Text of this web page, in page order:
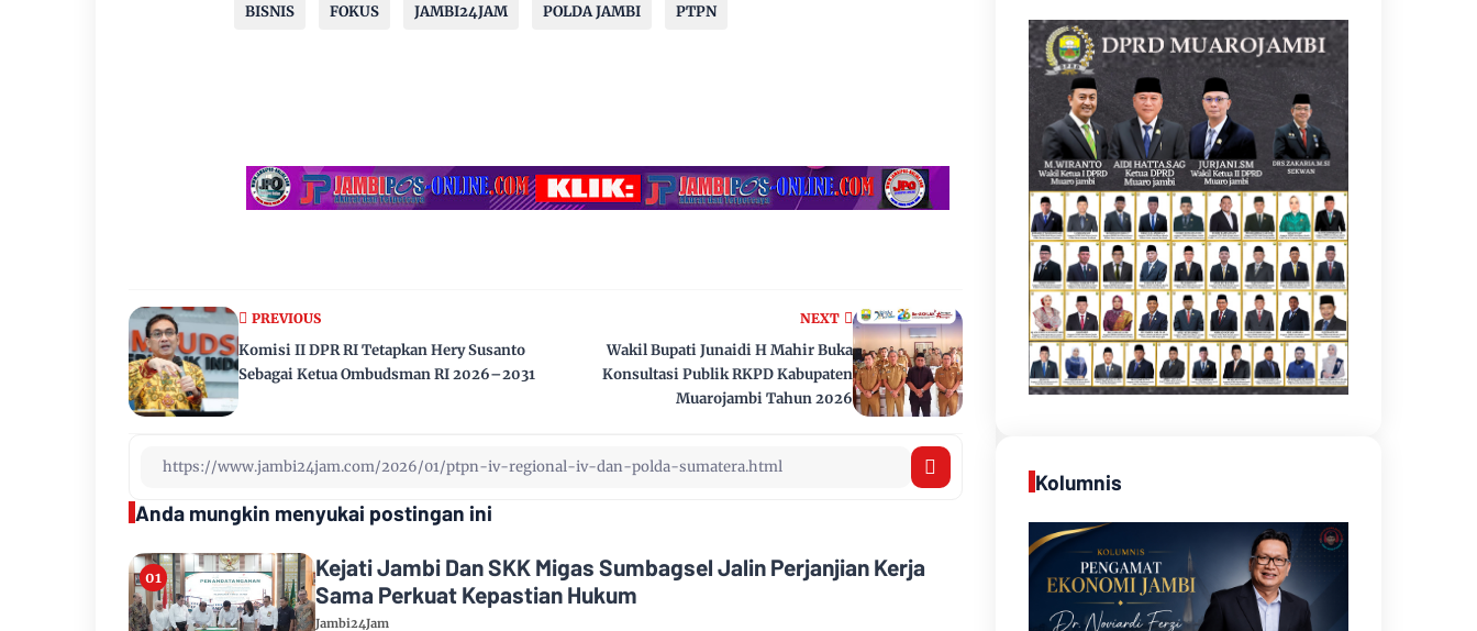
BISNIS FOKUS JAMBI24JAM POLDA JAMBI PTPN
NEXT
Wakil Bupati Junaidi H Mahir Buka
Konsultasi Publik RKPD Kabupaten
Muarojambi Tahun 2026
PREVIOUS
Komisi II DPR RI Tetapkan Hery Susanto
Sebagai Ketua Ombudsman RI 2026–2031
Anda mungkin menyukai postingan ini
Kejati Jambi Dan SKK Migas Sumbagsel Jalin Perjanjian Kerja
Sama Perkuat Kepastian Hukum
Jambi24Jam
Kolumnis